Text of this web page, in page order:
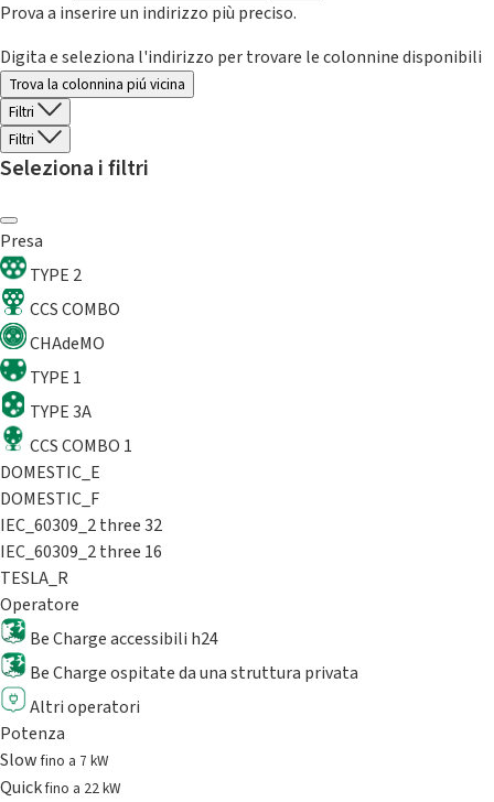
Prova a inserire un indirizzo più preciso.
Digita e seleziona l'indirizzo per trovare le colonnine disponibili
Trova la colonnina piú vicina
Filtri
Filtri
Seleziona i filtri
Presa
TYPE 2
CCS COMBO
CHAdeMO
TYPE 1
TYPE 3A
CCS COMBO 1
DOMESTIC_E
DOMESTIC_F
IEC_60309_2 three 32
IEC_60309_2 three 16
TESLA_R
Operatore
Be Charge accessibili h24
Be Charge ospitate da una struttura privata
Altri operatori
Potenza
Slowfino a 7 kW
Quickfino a 22 kW